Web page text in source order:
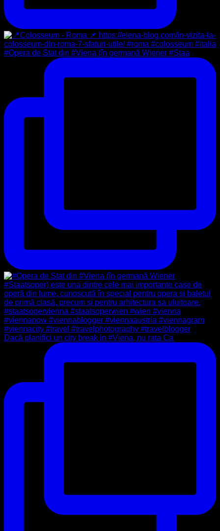
#Opera de Stat din #Viena (în germană Wiener #Staa
Dacă planifici un city break in #Viena, nu rata Ca